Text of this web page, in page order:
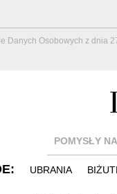
Osobowych z dnia
POMYSŁY
UBRANIA